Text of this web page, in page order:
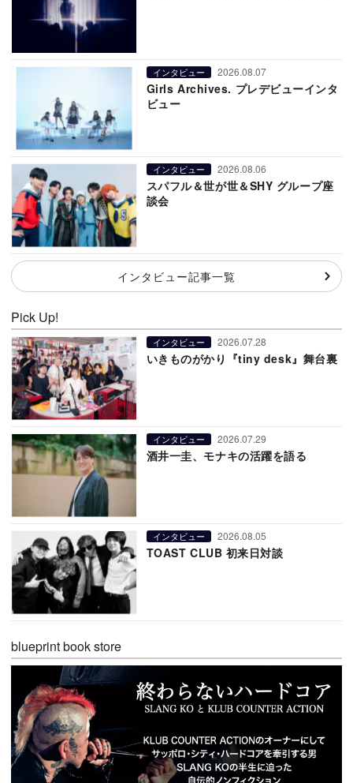
インタビュー 2026.08.07
Girls Archives. プレデビューインタ
ビュー
インタビュー 2026.08.06
スパフル＆世が世＆SHY グループ座
談会
インタビュー記事一覧
Pick Up!
インタビュー 2026.07.28
いきものがかり『tiny desk』舞台裏
インタビュー 2026.07.29
酒井一圭、モナキの活躍を語る
インタビュー 2026.08.05
TOAST CLUB 初来日対談
blueprint book store